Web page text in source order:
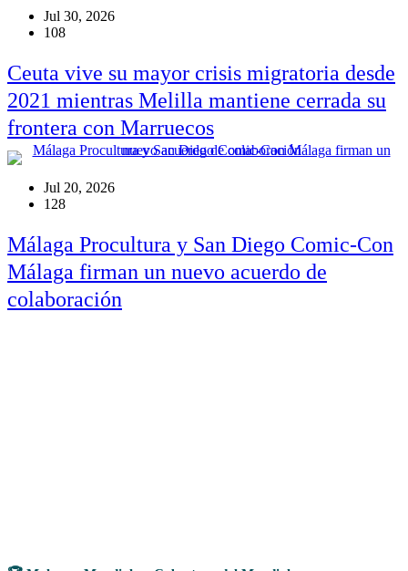
Jul 30, 2026
108
Ceuta vive su mayor crisis migratoria desde
2021 mientras Melilla mantiene cerrada su
frontera con Marruecos
Jul 20, 2026
128
Málaga Procultura y San Diego Comic-Con
Málaga firman un nuevo acuerdo de
colaboración